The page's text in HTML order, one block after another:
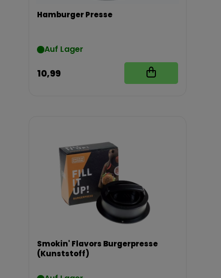
Hamburger Presse
Auf Lager
10,99
Smokin' Flavors Burgerpresse
(Kunststoff)